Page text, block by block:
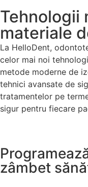
Tehnologii
materiale
La HelloDent,
celor mai noi
metode moderne de
tehnici avansate de
tratamentelor pe
sigur pentru fiecare
zâmbet